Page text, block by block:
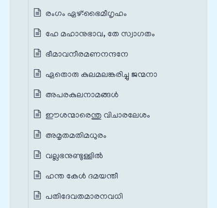
രംഗം ഏഴ്‌:ഭൈമീഗൃഹം
ഹേ മഹാനുഭാവ, തേ സ്വാഗതം
ഭീമാവനീരമണനന്ദനേ
ഏതൊരു കുലമലങ്കരിച്ചു ജന്മനാ
അപരകുലനാമങ്ങൾ
ഈശന്മാരെന്തു വിചാരലേശം
അമൃതമതിമധുരം
വല്ലഭനുണ്ടുള്ളിൽ
ഹന്ത കേൾ ദമയന്തീ
പതിദേവതമാരനവധി